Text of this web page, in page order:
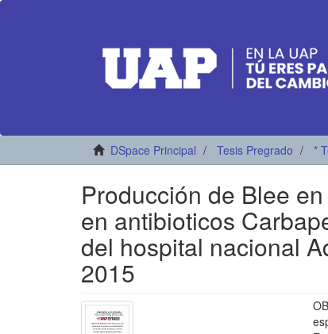
DSpace Principal Tesis Pregrado *
Producción de Blee
en antibioticos
del hospital nacional
2015